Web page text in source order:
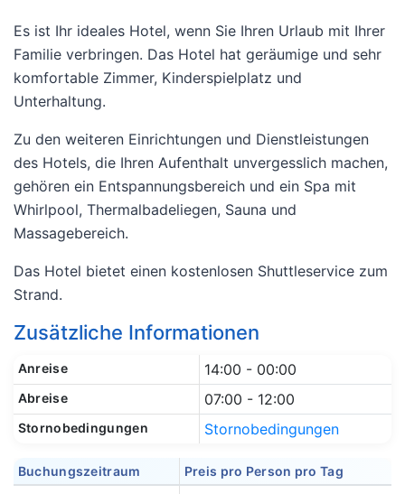
Es ist Ihr ideales Hotel, wenn Sie Ihren Urlaub mit Ihrer
Familie verbringen. Das Hotel hat geräumige und sehr
komfortable Zimmer, Kinderspielplatz und
Unterhaltung.
Zu den weiteren Einrichtungen und Dienstleistungen
des Hotels, die Ihren Aufenthalt unvergesslich machen,
gehören ein Entspannungsbereich und ein Spa mit
Whirlpool, Thermalbadeliegen, Sauna und
Massagebereich.
Das Hotel bietet einen kostenlosen Shuttleservice zum
Strand.
Zusätzliche Informationen
Anreise 14:00 - 00:00
Abreise 07:00 - 12:00
Stornobedingungen Stornobedingungen
Buchungszeitraum Preis pro Person pro Tag